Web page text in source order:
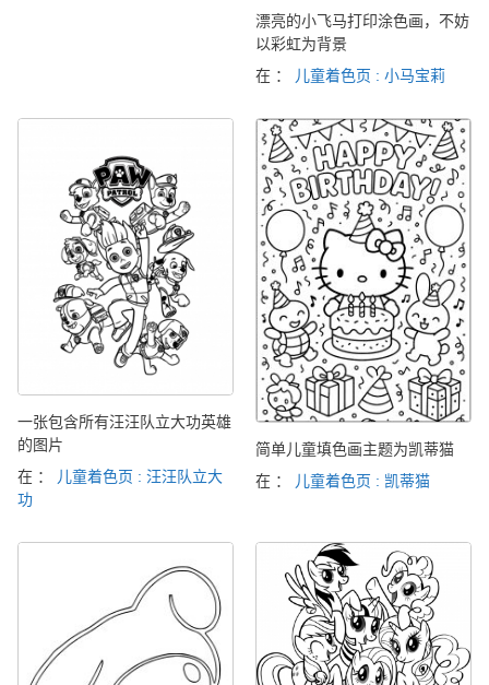
漂亮的小飞马打印涂色画，不妨
以彩虹为背景
在 ：
儿童着色页 : 小马宝莉
一张包含所有汪汪队立大功英雄
的图片
在 ：
儿童着色页 : 汪汪队立大
功
简单儿童填色画主题为凯蒂猫
在 ：
儿童着色页 : 凯蒂猫